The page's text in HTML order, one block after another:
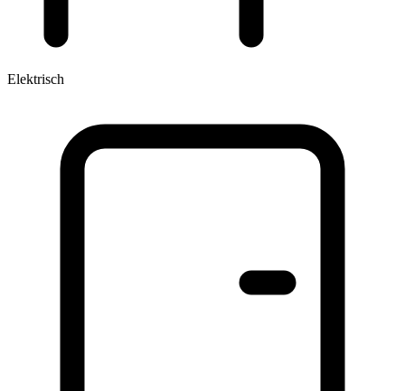
Elektrisch